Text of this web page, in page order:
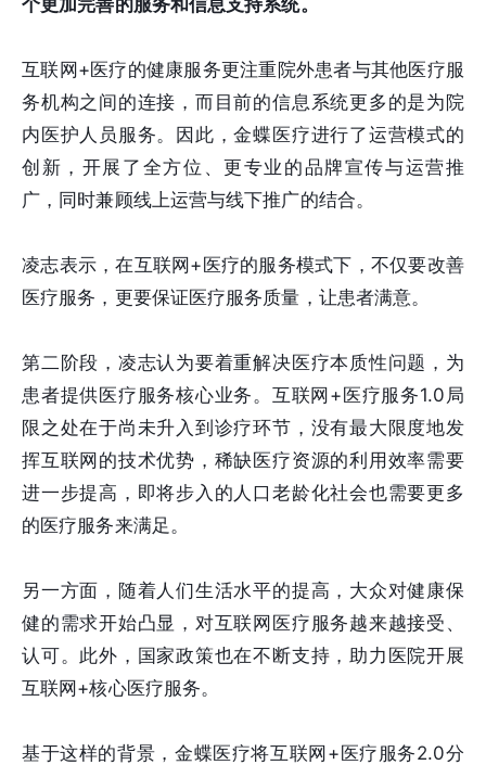
个更加完善的服务和信息支持系统。
互联网+医疗的健康服务更注重院外患者与其他医疗服
务机构之间的连接，而目前的信息系统更多的是为院
内医护人员服务。因此，金蝶医疗进行了运营模式的
创新，开展了全方位、更专业的品牌宣传与运营推
广，同时兼顾线上运营与线下推广的结合。
凌志表示，在互联网+医疗的服务模式下，不仅要改善
医疗服务，更要保证医疗服务质量，让患者满意。
第二阶段，凌志认为要着重解决医疗本质性问题，为
患者提供医疗服务核心业务。互联网+医疗服务1.0局
限之处在于尚未升入到诊疗环节，没有最大限度地发
挥互联网的技术优势，稀缺医疗资源的利用效率需要
进一步提高，即将步入的人口老龄化社会也需要更多
的医疗服务来满足。
另一方面，随着人们生活水平的提高，大众对健康保
健的需求开始凸显，对互联网医疗服务越来越接受、
认可。此外，国家政策也在不断支持，助力医院开展
互联网+核心医疗服务。
基于这样的背景，金蝶医疗将互联网+医疗服务2.0分